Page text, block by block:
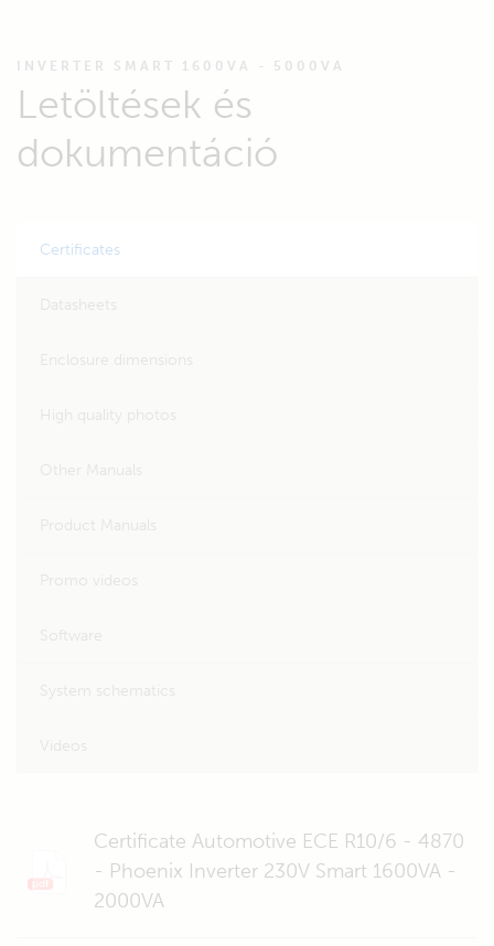
INVERTER SMART 1600VA - 5000VA
Letöltések és
dokumentáció
Certificates
Certificate Automotive ECE R10/6 - 4870
- Phoenix Inverter 230V Smart 1600VA -
2000VA